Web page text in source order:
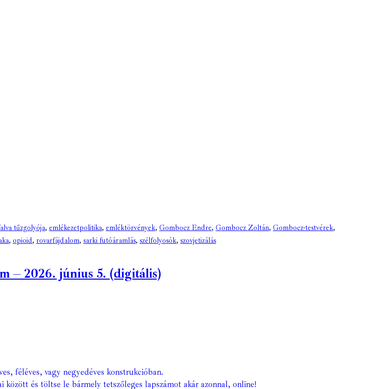
tűzgolyója, emlékezetpolitika, emléktörvények, Gombocz Endre, Gombocz Zoltán, Gombocz-testvérek,
, opioid, rovarfájdalom, sarki futóáramlás, szélfolyosók, szovjetizálás
– 2026. június 5. (digitális)
féléves, vagy negyedéves konstrukcióban.
és töltse le bármely tetszőleges lapszámot akár azonnal, online!